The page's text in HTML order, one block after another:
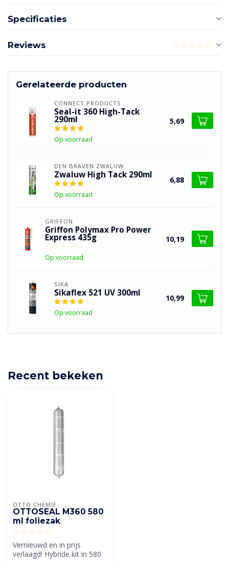
Specificaties
Reviews
Gerelateerde producten
CONNECT PRODUCTS
Seal-it 360 High-Tack
290ml
Op voorraad
5,69
DEN BRAVEN ZWALUW
Zwaluw High Tack 290ml
Op voorraad
6,88
GRIFFON
Griffon Polymax Pro Power
Express 435g
Op voorraad
10,19
SIKA
Sikaflex 521 UV 300ml
Op voorraad
10,99
Recent bekeken
OTTO CHEMIE
OTTOSEAL M360 580
ml foliezak
Vernieuwd en in prijs
verlaagd! Hybride kit in 580